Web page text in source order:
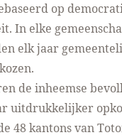
op
In elke
elk jaar
de inheemse
uitdrukkelijker
48 kantons van